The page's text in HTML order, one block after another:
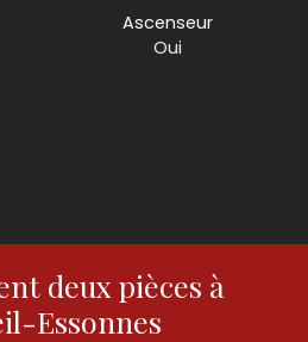
Ascenseur
Oui
deux pièces à
Essonnes